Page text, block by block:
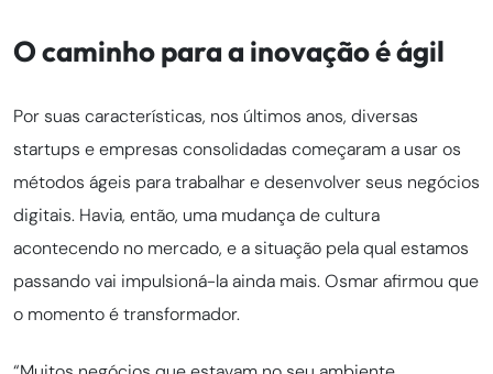
O caminho para a inovação é ágil
Por suas características, nos últimos anos, diversas
startups e empresas consolidadas começaram a usar os
métodos ágeis para trabalhar e desenvolver seus negócios
digitais. Havia, então, uma mudança de cultura
acontecendo no mercado, e a situação pela qual estamos
passando vai impulsioná-la ainda mais. Osmar afirmou que
o momento é transformador.